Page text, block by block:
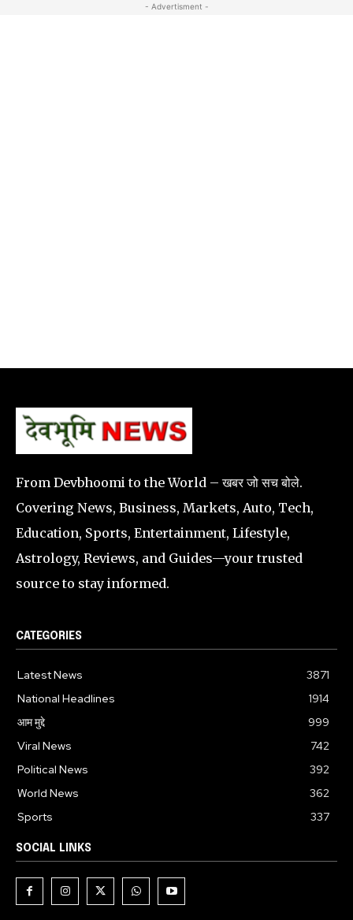
- Advertisment -
From Devbhoomi to the World – खबर जो सच बोले.
Covering News, Business, Markets, Auto, Tech,
Education, Sports, Entertainment, Lifestyle,
Astrology, Reviews, and Guides—your trusted
source to stay informed.
CATEGORIES
Latest News
3871
National Headlines
1914
आम मुद्दे
999
Viral News
742
Political News
392
World News
362
Sports
337
SOCIAL LINKS